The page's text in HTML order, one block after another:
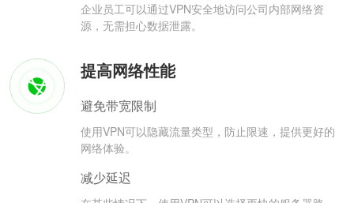
企业员工可以通过VPN安全地访问公司内部网络资
源，无需担心数据泄露。
提高网络性能
避免带宽限制
使用VPN可以隐藏流量类型，防止限速，提供更好的
网络体验。
减少延迟